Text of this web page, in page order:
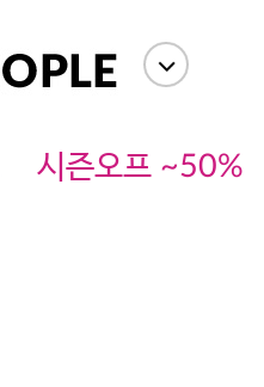
시즌오프 ~50%